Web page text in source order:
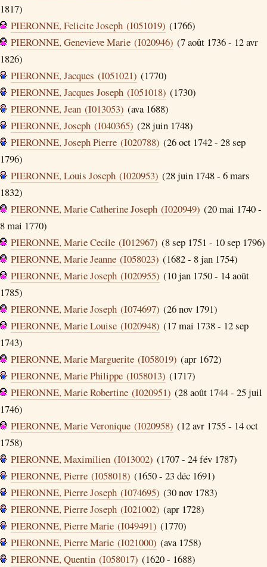
1817)
PIERONNE, Felicite Joseph (I051019) (1766)
PIERONNE, Genevieve Marie (I020946) (7 août 1736 - 12 avr
1826)
PIERONNE, Jacques (I051021) (1770)
PIERONNE, Jacques Joseph (I051018) (1730)
PIERONNE, Jean (I013053) (ava 1688)
PIERONNE, Joseph (I040365) (28 juin 1748)
PIERONNE, Joseph Pierre (I020788) (26 oct 1742 - 28 sep
1796)
PIERONNE, Louis Joseph (I020953) (28 juin 1748 - 6 mars
1832)
PIERONNE, Marie Catherine Joseph (I020949) (20 mai 1740 -
8 mai 1770)
PIERONNE, Marie Cecile (I012967) (8 sep 1751 - 10 sep 1796)
PIERONNE, Marie Jeanne (I058023) (1682 - 8 jan 1754)
PIERONNE, Marie Joseph (I020955) (10 jan 1750 - 14 août
1785)
PIERONNE, Marie Joseph (I074697) (26 nov 1791)
PIERONNE, Marie Louise (I020948) (17 mai 1738 - 12 sep
1743)
PIERONNE, Marie Marguerite (I058019) (apr 1672)
PIERONNE, Marie Philippe (I058013) (1717)
PIERONNE, Marie Robertine (I020951) (28 août 1744 - 25 juil
1746)
PIERONNE, Marie Veronique (I020958) (12 avr 1755 - 14 oct
1758)
PIERONNE, Maximilien (I013002) (1707 - 24 fév 1787)
PIERONNE, Pierre (I058018) (1650 - 23 déc 1691)
PIERONNE, Pierre Joseph (I074695) (30 nov 1783)
PIERONNE, Pierre Joseph (I021002) (apr 1728)
PIERONNE, Pierre Marie (I049491) (1770)
PIERONNE, Pierre Marie (I021000) (ava 1758)
PIERONNE, Quentin (I058017) (1620 - 1688)